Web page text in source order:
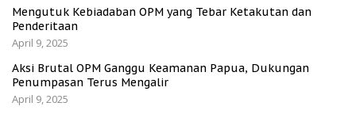
Mengutuk Kebiadaban OPM yang Tebar Ketakutan dan
Penderitaan
April 9, 2025
Aksi Brutal OPM Ganggu Keamanan Papua, Dukungan
Penumpasan Terus Mengalir
April 9, 2025